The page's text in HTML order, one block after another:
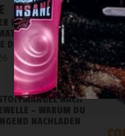
KAPSELN SCHWEIZ:
GUIDE FÜR
DEFINITION 2026
NACH
– WARUM DU
NACHLADEN